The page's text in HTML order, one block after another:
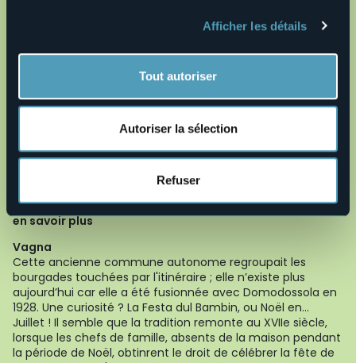
Afficher les détails
Tout autoriser
Autoriser la sélection
Refuser
point (attention : il n'y a pas de trottoir !). Au rond-point, on
devant l'hôpital. Au premier feu, on tourne à gauche puis à
droite en direction de la vieille ville. Le centre de
âme médiévale est composée de bâtiments précieux, de
petites places et de ruelles étroites. On conseille de s’y
promener à la découverte des principaux monuments de
la ville comme la Collégiale SS Gervasio et Protasio du
XVIIIe siècle, les arcades de Piazza Mercato du XVe siècle,
les Palais Silva et San Francesco. Après avoir traversé la
en savoir plus
Vagna
Cette ancienne commune autonome regroupait les
bourgades touchées par l'itinéraire ; elle n’existe plus
aujourd’hui car elle a été fusionnée avec Domodossola en
1928. Une curiosité ? La Festa dul Bambin, ou Noël en...
Juillet ! Il semble que la tradition remonte au XVIIe siècle,
lorsque les chefs de famille, absents de la maison pendant
la période de Noël, obtinrent le droit de célébrer la fête de